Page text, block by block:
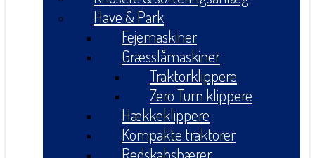
Have & Park
Fejemaskiner
Græsslåmaskiner
Traktorklippere
Zero Turn klippere
Hækkeklippere
Kompakte traktorer
Redskabsbærer